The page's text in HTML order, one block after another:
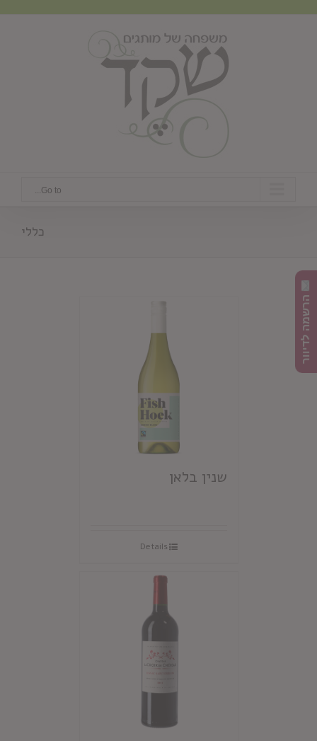
Go to...
כללי
שנין בלאן
Details
הרשמה לדיוור